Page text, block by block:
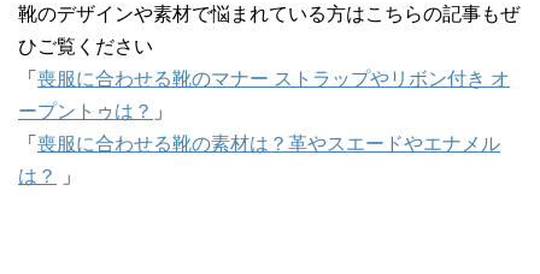
靴のデザインや素材で悩まれている方はこちらの記事もぜ
ひご覧ください
「 喪服に合わせる靴のマナー ストラップやリボン付き オ
ープントゥは？ 」
「 喪服に合わせる靴の素材は？革やスエードやエナメル
は？
」